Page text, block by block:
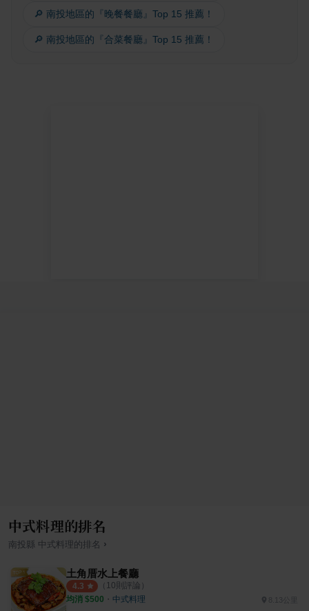
🔎 南投地區的『晚餐餐廳』Top 15 推薦！
🔎 南投地區的『合菜餐廳』Top 15 推薦！
中式料理的排名
南投縣 中式料理的排名 ›
土角厝水上餐廳
4.3 （ 10則評論）
均消 $500 ・ 中式料理